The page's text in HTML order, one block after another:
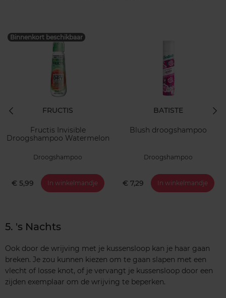
Binnenkort beschikbaar
FRUCTIS
Fructis Invisible
Droogshampoo Watermelon
Droogshampoo
€ 5,99 In winkelmandje
BATISTE
Blush droogshampoo
Droogshampoo
€ 7,29 In winkelmandje
5. 's Nachts
Ook door de wrijving met je kussensloop kan je haar gaan
breken. Je zou kunnen kiezen om te gaan slapen met een
vlecht of losse knot, of je vervangt je kussensloop door een
zijden exemplaar om de wrijving te beperken.